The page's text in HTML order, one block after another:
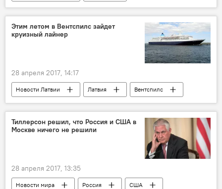
Евробарометр
Евросоюз опрос
Этим летом в Вентспилс зайдет
круизный лайнер
28 апреля 2017, 14:17
Новости Латвии Латвия
Вентспилс
Saga Cruises
Serenissima Cruises
Serenissima
Вентспилсский порт
Тиллерсон решил, что Россия и США в
Москве ничего не решили
28 апреля 2017, 13:35
Новости мира Россия
США